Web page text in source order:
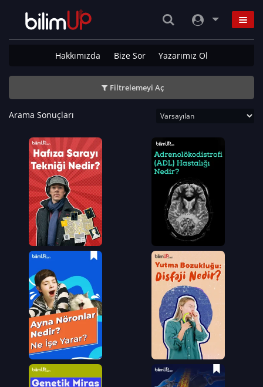
Hakkımızda Bize Sor Yazarımız Ol
Filtrelemeyi Aç
Arama Sonuçları